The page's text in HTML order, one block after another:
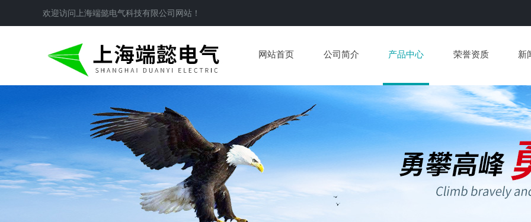
欢迎访问 上海端懿电气科技有限公司 网站！
网站首页 公司简介 产品中心 荣誉资质 新